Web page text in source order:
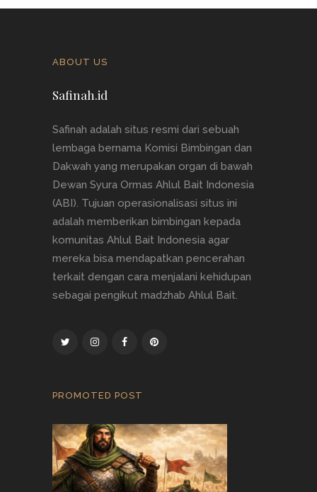
ABOUT US
Safinah.id
Safinah adalah situs resmi dari sebuah
lembaga bernama Komisi Bimbingan dan
Dakwah yang merupakan organ di bawah
Dewan Syura Ormas Ahlul Bait Indonesia
(ABI). Tujuan operasionalisasi situs ini
adalah memberikan bimbingan kepada
komunitas Ahlul Bait Indonesia agar
mereka bisa mendapatkan pencerahan
terkait dengan cara menjalani kehidupan
sebagai pengikut madzhab Ahlul Bait.
PROMOTED POST